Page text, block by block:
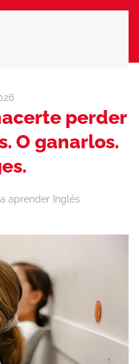
perder
O ganarlos.
aprender Inglés